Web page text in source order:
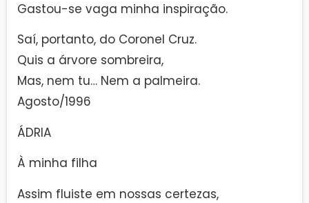
Gastou-se vaga minha inspiração.
Saí, portanto, do Coronel Cruz.
Quis a árvore sombreira,
Mas, nem tu… Nem a palmeira.
Agosto/1996
ÁDRIA
À minha filha
Assim fluiste em nossas certezas,